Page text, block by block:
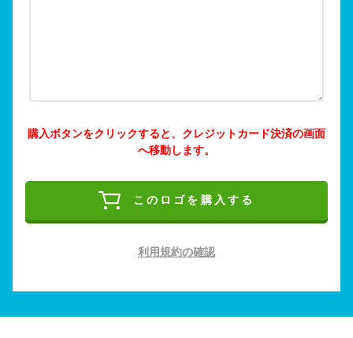
購入ボタンをクリックすると、クレジットカード決済の画面
へ移動します。
このロゴを購入する
利用規約の確認